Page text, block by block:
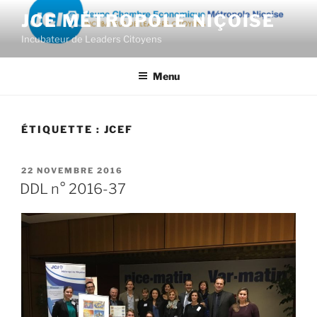
contenu
principal
JCE MÉTROPOLE NIÇOISE
Incubateur de Leaders Citoyens
Menu
ÉTIQUETTE : JCEF
PUBLIÉ
LE
22 NOVEMBRE 2016
DDL n° 2016-37